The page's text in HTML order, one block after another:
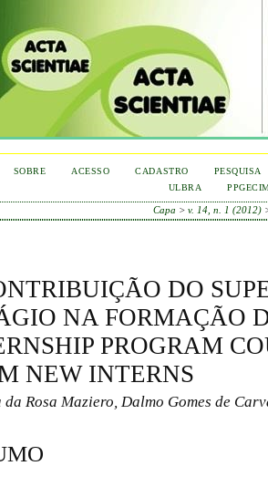
SOBRE ACESSO CADASTRO
PESQUISA
ULBRA
Capa > v. 14, n. 1 (2012)
DO
NA FORMAÇÃO
PROGRAM
NEW INTERNS
da Rosa Maziero, Dalmo Gomes de